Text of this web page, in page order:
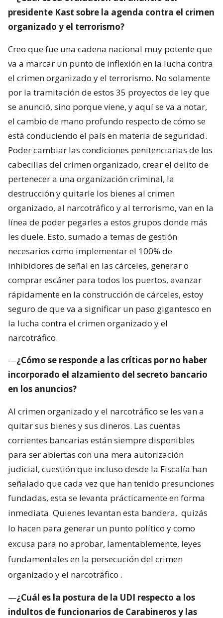
presidente Kast sobre la agenda contra el crimen
organizado y el terrorismo?
Creo que fue una cadena nacional muy potente que
va a marcar un punto de inflexión en la lucha contra
el crimen organizado y el terrorismo. No solamente
por la tramitación de estos 35 proyectos de ley que
se anunció, sino porque viene, y aquí se va a notar,
el cambio de mano profundo respecto de cómo se
está conduciendo el país en materia de seguridad.
Poder cambiar las condiciones penitenciarias de los
cabecillas del crimen organizado, crear el delito de
pertenecer a una organización criminal, la
destrucción y quitarle los bienes al crimen
organizado, al narcotráfico y al terrorismo, van en la
línea de poder pegarles a estos grupos donde más
les duele. Esto, sumado a temas de gestión
necesarios como implementar el 100% de
inhibidores de señal en las cárceles, generar o
comprar escáner para todos los puertos, avanzar
rápidamente en la construcción de cárceles, estoy
seguro de que va a significar un paso gigantesco en
la lucha contra el crimen organizado y el
narcotráfico.
—¿Cómo se responde a las críticas por no haber
incorporado el alzamiento del secreto bancario
en los anuncios?
Al crimen organizado y el narcotráfico se les van a
quitar sus bienes y sus dineros. Las cuentas
corrientes bancarias están siempre disponibles
para ser abiertas con una mera autorización
judicial, cuestión que incluso desde la Fiscalía han
señalado que cada vez que han tenido presunciones
fundadas, esta se levanta prácticamente en forma
inmediata. Quienes levantan esta bandera, quizás
lo hacen para generar un punto político y como
excusa para no aprobar, lamentablemente, leyes
fundamentales en la persecución del crimen
organizado y el narcotráfico .
—¿Cuál es la postura de la UDI respecto a los
indultos de funcionarios de Carabineros y las